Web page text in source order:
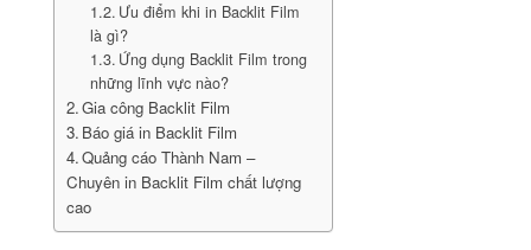
Ưu điểm khi in Backlit Film
là gì?
Ứng dụng Backlit Film trong
những lĩnh vực nào?
Gia công Backlit Film
Báo giá in Backlit Film
Quảng cáo Thành Nam –
Chuyên in Backlit Film chất lượng
cao